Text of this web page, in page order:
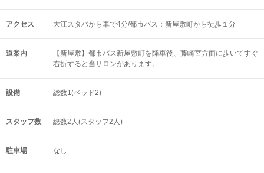
アクセス 大江スタバから車で4分/都市バス：新屋敷町から徒歩１分
道案内
【新屋敷】都市バス新屋敷町を降車後、藤崎宮方面に歩いてすぐ
右折すると当サロンがあります。
設備 総数1(ベッド2)
スタッフ数 総数2人(スタッフ2人)
駐車場 なし